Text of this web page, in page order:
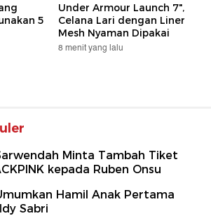
5
Under Armour Launch 7",
Celana Lari dengan Liner
Mesh Nyaman Dipakai
8 menit yang lalu
Minta Tambah Tiket
kepada Ruben Onsu
Hamil Anak Pertama
Sabri